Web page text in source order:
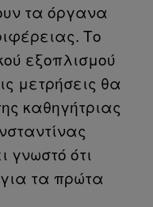
τα όργανα
Το
εξοπλισμού
μετρήσεις θα
καθηγήτριας
γνωστό ότι
τα πρώτα